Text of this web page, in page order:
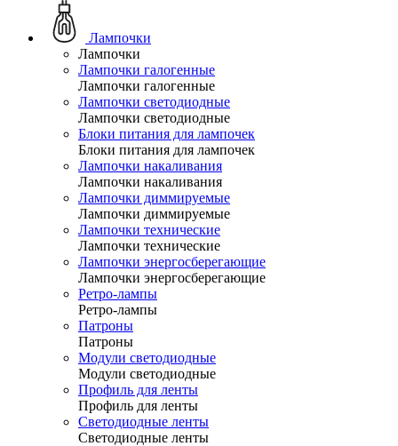
Лампочки
Лампочки
Лампочки галогенные
Лампочки галогенные
Лампочки светодиодные
Лампочки светодиодные
Блоки питания для лампочек
Блоки питания для лампочек
Лампочки накаливания
Лампочки накаливания
Лампочки диммируемые
Лампочки диммируемые
Лампочки технические
Лампочки технические
Лампочки энергосберегающие
Лампочки энергосберегающие
Ретро-лампы
Ретро-лампы
Патроны
Патроны
Модули светодиодные
Модули светодиодные
Профиль для ленты
Профиль для ленты
Светодиодные ленты
Светодиодные ленты